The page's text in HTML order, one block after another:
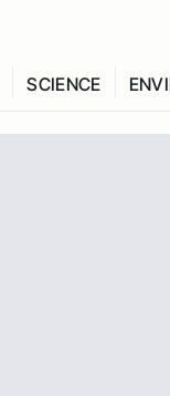
SCIENCE